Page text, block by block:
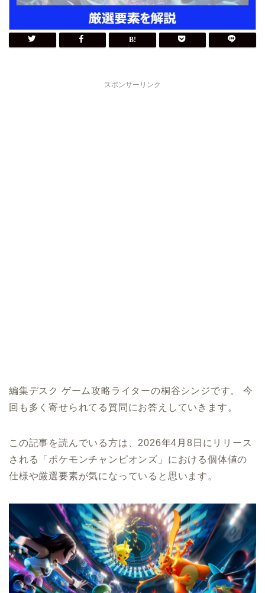
スポンサーリンク
編集デスク ゲーム攻略ライターの桐谷シンジです。 今
回も多く寄せられてる質問にお答えしていきます。
この記事を読んでいる方は、2026年4月8日にリリース
される「ポケモンチャンピオンズ」における個体値の
仕様や厳選要素が気になっていると思います。